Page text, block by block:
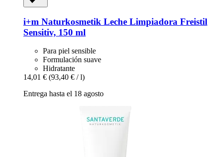
i+m Naturkosmetik Leche Limpiadora Freistil
Sensitiv, 150 ml
Para piel sensible
Formulación suave
Hidratante
14,01 € (93,40 € / l)
Entrega hasta el 18 agosto